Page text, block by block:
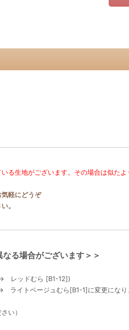
る生地がございます。その場合は似たよ
軽にどうぞ
。
る場合がございます＞＞
レッドむら [B1-12])
イトベージュむら[B1-1]に変更になり
い）